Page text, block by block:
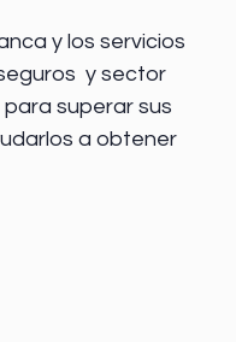
y los servicios
y sector
superar sus
a obtener